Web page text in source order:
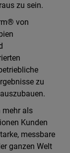
zu sein.
von
zu
mehr als
Kunden
messbare
ganzen Welt